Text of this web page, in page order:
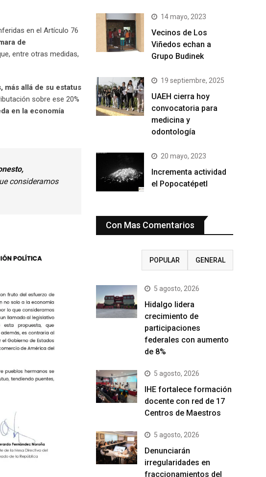
en el Artículo 76
de
entre otras medidas,
más allá de su estatus
sobre ese 20%
en la economía
consideramos
14 mayo, 2023
Vecinos de Los
Viñedos echan a
Grupo Budinek
19 septiembre, 2025
UAEH cierra hoy
convocatoria para
medicina y
odontología
20 mayo, 2023
Incrementa actividad
el Popocatépetl
Con Mas Comentarios
POPULAR GENERAL
5 agosto, 2026
Hidalgo lidera
crecimiento de
participaciones
federales con aumento
de 8%
5 agosto, 2026
IHE fortalece formación
docente con red de 17
Centros de Maestros
5 agosto, 2026
Denunciarán
irregularidades en
fraccionamientos del